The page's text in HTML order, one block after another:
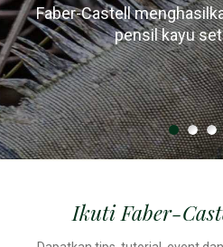
Faber-Castell
pensil kayu
Faber-Castell
setiap jamnya, setara
Untuk produksi pensilnya
hanya menggunakan kayu
secara
Desain pensil kayu
heksagonal / segitiga
terguling
Ikuti Faber-